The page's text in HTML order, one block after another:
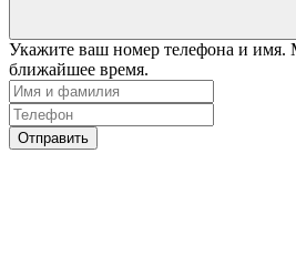
Укажите ваш номер телефона и имя.
ближайшее время.
Отправить